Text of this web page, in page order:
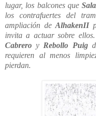
lugar, los balcones que
los contrafuertes del
ampliación deAlhakenII
invita a actuar sobre
Cabrero y Rebollo Puig
requieren al menos
pierdan.